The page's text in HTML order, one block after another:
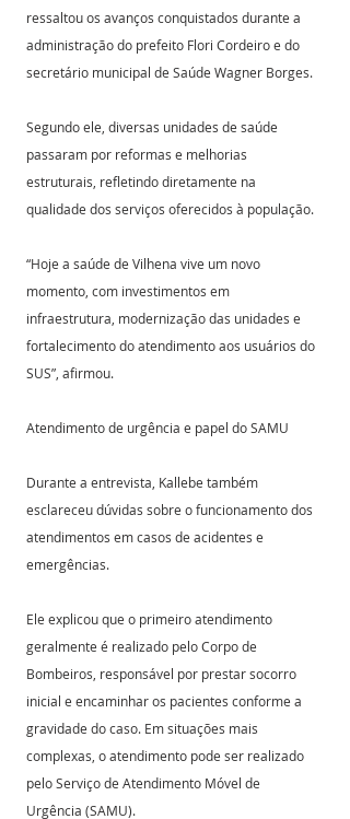
ressaltou os avanços conquistados durante a
administração do prefeito Flori Cordeiro e do
secretário municipal de Saúde Wagner Borges.
Segundo ele, diversas unidades de saúde
passaram por reformas e melhorias
estruturais, refletindo diretamente na
qualidade dos serviços oferecidos à população.
“Hoje a saúde de Vilhena vive um novo
momento, com investimentos em
infraestrutura, modernização das unidades e
fortalecimento do atendimento aos usuários do
SUS”, afirmou.
Atendimento de urgência e papel do SAMU
Durante a entrevista, Kallebe também
esclareceu dúvidas sobre o funcionamento dos
atendimentos em casos de acidentes e
emergências.
Ele explicou que o primeiro atendimento
geralmente é realizado pelo Corpo de
Bombeiros, responsável por prestar socorro
inicial e encaminhar os pacientes conforme a
gravidade do caso. Em situações mais
complexas, o atendimento pode ser realizado
pelo Serviço de Atendimento Móvel de
Urgência (SAMU).